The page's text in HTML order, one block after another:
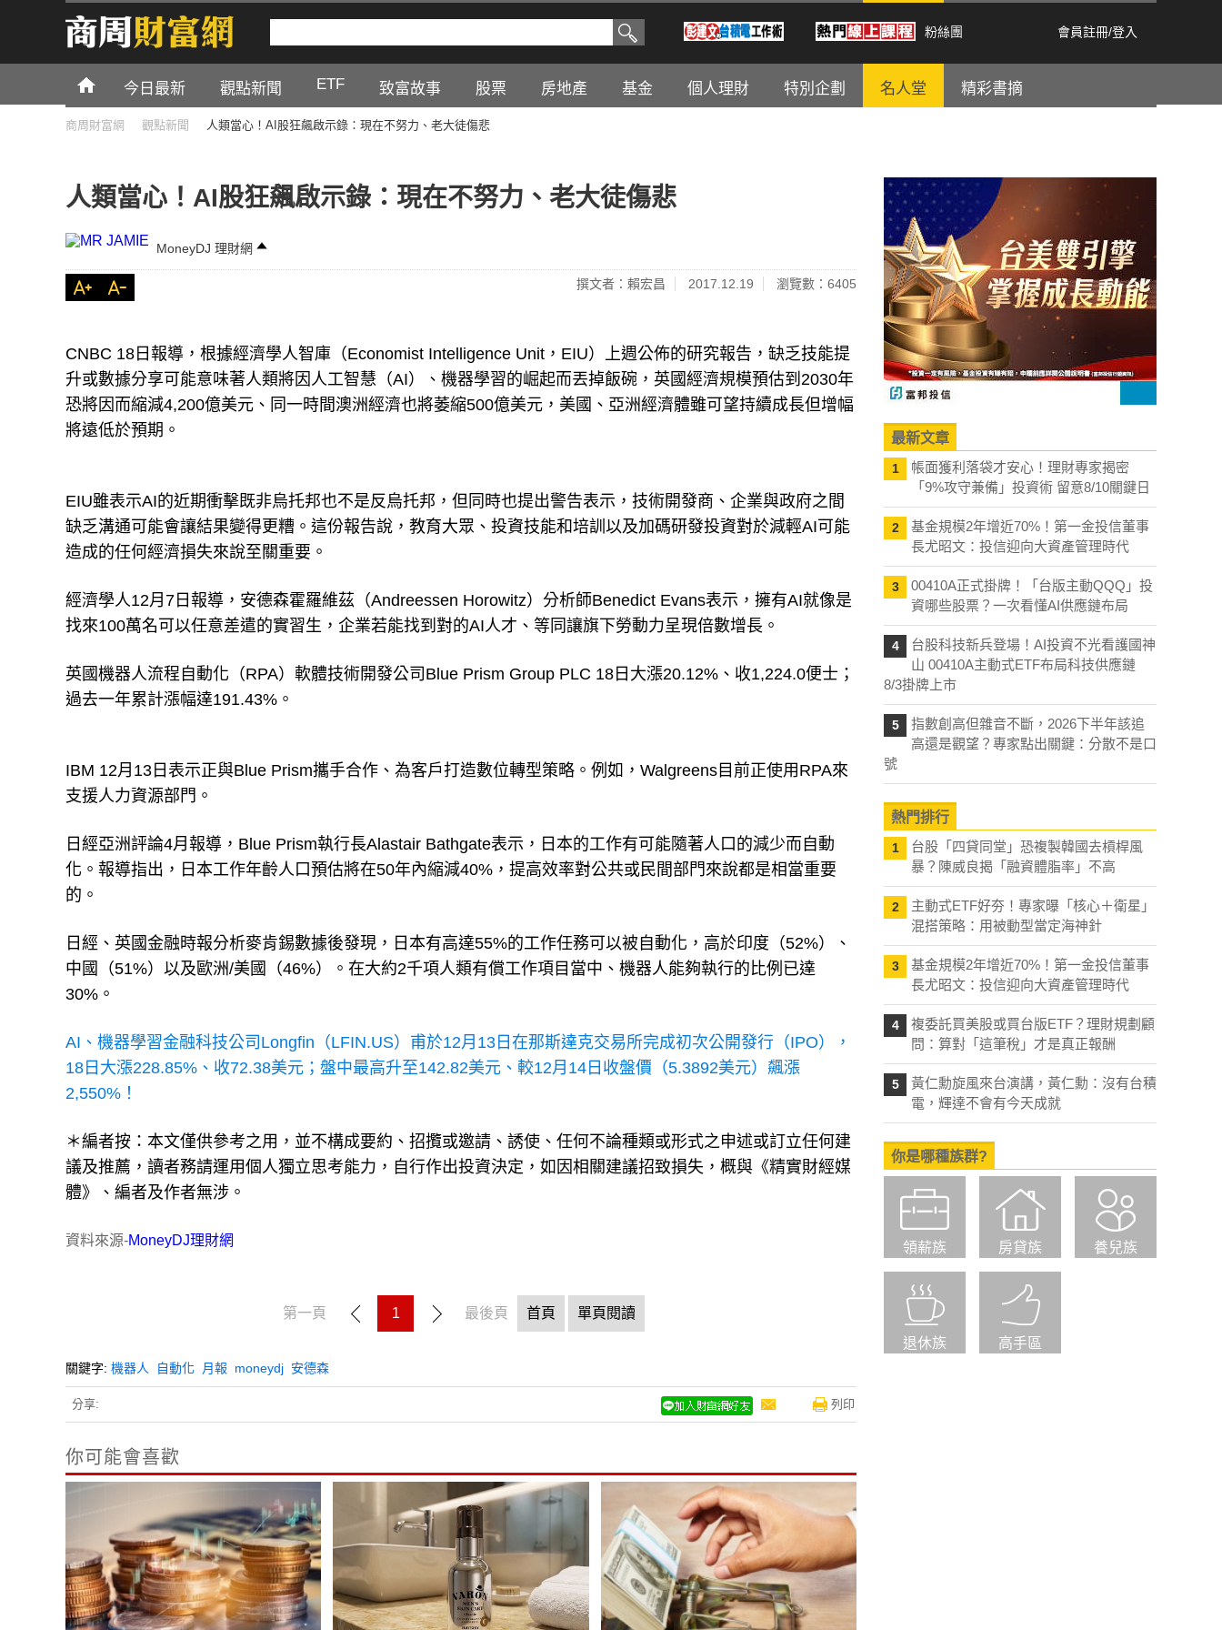
粉絲團 會員註冊/登入
今日最新 觀點新聞 ETF 致富故事 股票 房地產 基金 個人理財 特別企劃 名人堂 精彩書摘
商周財富網 觀點新聞 人類當心！AI股狂飆啟示錄：現在不努力、老大徒傷悲
人類當心！AI股狂飆啟示錄：現在不努力、老大徒傷悲
MoneyDJ 理財網
撰文者：賴宏昌 2017.12.19 瀏覽數：6405
CNBC 18日報導，根據經濟學人智庫（Economist Intelligence Unit，EIU）上週公佈的研究報告，缺乏技能提
升或數據分享可能意味著人類將因人工智慧（AI）、機器學習的崛起而丟掉飯碗，英國經濟規模預估到2030年
恐將因而縮減4,200億美元、同一時間澳洲經濟也將萎縮500億美元，美國、亞洲經濟體雖可望持續成長但增幅
將遠低於預期。
EIU雖表示AI的近期衝擊既非烏托邦也不是反烏托邦，但同時也提出警告表示，技術開發商、企業與政府之間
缺乏溝通可能會讓結果變得更糟。這份報告說，教育大眾、投資技能和培訓以及加碼研發投資對於減輕AI可能
造成的任何經濟損失來說至關重要。
經濟學人12月7日報導，安德森霍羅維茲（Andreessen Horowitz）分析師Benedict Evans表示，擁有AI就像是
找來100萬名可以任意差遣的實習生，企業若能找到對的AI人才、等同讓旗下勞動力呈現倍數增長。
英國機器人流程自動化（RPA）軟體技術開發公司Blue Prism Group PLC 18日大漲20.12%、收1,224.0便士；
過去一年累計漲幅達191.43%。
IBM 12月13日表示正與Blue Prism攜手合作、為客戶打造數位轉型策略。例如，Walgreens目前正使用RPA來
支援人力資源部門。
日經亞洲評論4月報導，Blue Prism執行長Alastair Bathgate表示，日本的工作有可能隨著人口的減少而自動
化。報導指出，日本工作年齡人口預估將在50年內縮減40%，提高效率對公共或民間部門來說都是相當重要
的。
日經、英國金融時報分析麥肯錫數據後發現，日本有高達55%的工作任務可以被自動化，高於印度（52%）、
中國（51%）以及歐洲/美國（46%）。在大約2千項人類有償工作項目當中、機器人能夠執行的比例已達
30%。
AI、機器學習金融科技公司Longfin（LFIN.US）甫於12月13日在那斯達克交易所完成初次公開發行（IPO），
18日大漲228.85%、收72.38美元；盤中最高升至142.82美元、較12月14日收盤價（5.3892美元）飆漲
2,550%！
＊編者按：本文僅供參考之用，並不構成要約、招攬或邀請、誘使、任何不論種類或形式之申述或訂立任何建
議及推薦，讀者務請運用個人獨立思考能力，自行作出投資決定，如因相關建議招致損失，概與《精實財經媒
體》、編者及作者無涉。
資料來源-MoneyDJ理財網
第一頁 1 最後頁 首頁 單頁閱讀
關鍵字: 機器人 自動化 月報 moneydj 安德森
分享: 列印
你可能會喜歡
最新文章
1
帳面獲利落袋才安心！理財專家揭密
「9%攻守兼備」投資術 留意8/10關鍵日
2
基金規模2年增近70%！第一金投信董事
長尤昭文：投信迎向大資產管理時代
3
00410A正式掛牌！「台版主動QQQ」投
資哪些股票？一次看懂AI供應鏈布局
4
台股科技新兵登場！AI投資不光看護國神
山 00410A主動式ETF布局科技供應鏈
8/3掛牌上市
5
指數創高但雜音不斷，2026下半年該追
高還是觀望？專家點出關鍵：分散不是口
號
熱門排行
1
台股「四貸同堂」恐複製韓國去槓桿風
暴？陳威良揭「融資體脂率」不高
2
主動式ETF好夯！專家曝「核心＋衛星」
混搭策略：用被動型當定海神針
3
基金規模2年增近70%！第一金投信董事
長尤昭文：投信迎向大資產管理時代
4
複委託買美股或買台版ETF？理財規劃顧
問：算對「這筆稅」才是真正報酬
5
黃仁勳旋風來台演講，黃仁勳：沒有台積
電，輝達不會有今天成就
你是哪種族群?
領薪族 房貸族 養兒族
退休族 高手區